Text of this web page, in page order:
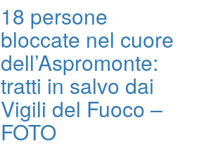
18 persone
bloccate nel cuore
dell’Aspromonte:
tratti in salvo dai
Vigili del Fuoco –
FOTO